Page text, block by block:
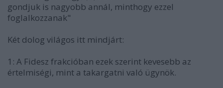
gondjuk is nagyobb annál, minthogy ezzel
foglalkozzanak"
Két dolog világos itt mindjárt:
1: A Fidesz frakcióban ezek szerint kevesebb az
értelmiségi, mint a takargatni való ügynök.